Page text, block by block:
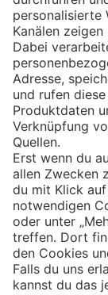
Eishockey